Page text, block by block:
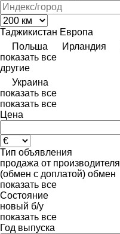
Таджикистан Европа
Польша
Ирландия
показать все
другие
Украина
показать все
показать все
Цена
Тип объявления
продажа от производителя
(обмен с доплатой) обмен
показать все
Состояние
новый б/у
показать все
Год выпуска